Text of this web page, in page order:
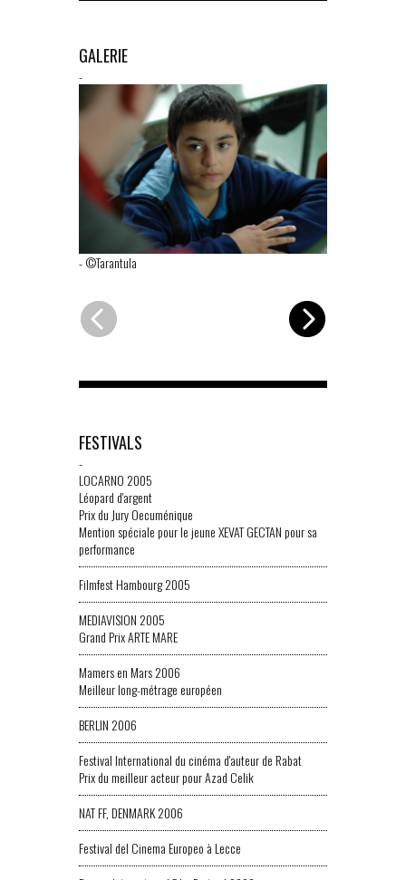
GALERIE
-
-©Tarantula
FESTIVALS
-
LOCARNO 2005
Léopard d'argent
Prix du Jury Oecuménique
Mention spéciale pour le jeune XEVAT GECTAN pour sa
performance
Filmfest Hambourg 2005
MEDIAVISION 2005
Grand Prix ARTE MARE
Mamers en Mars 2006
Meilleur long-métrage européen
BERLIN 2006
Festival International du cinéma d'auteur de Rabat
Prix du meilleur acteur pour Azad Celik
NAT FF, DENMARK 2006
Festival del Cinema Europeo à Lecce